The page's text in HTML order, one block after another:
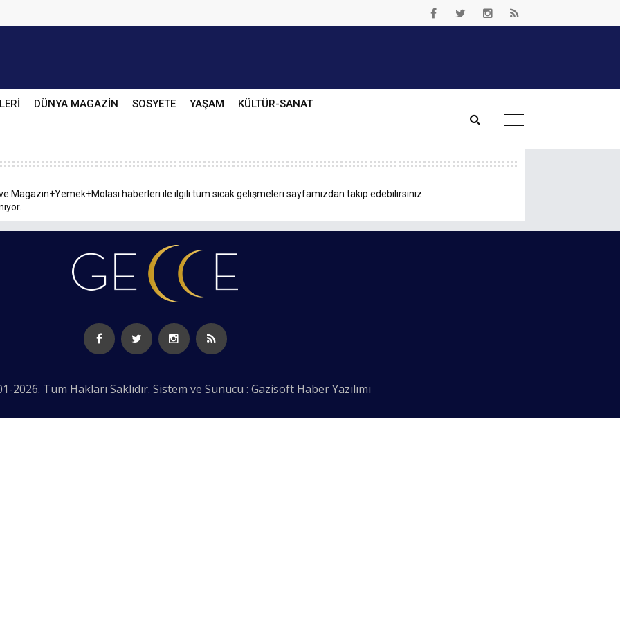
DÜNYA MAGAZİN SOSYETE YAŞAM KÜLTÜR-SANAT
Magazin+Yemek+Molası haberleri ile ilgili tüm sıcak gelişmeleri sayfamızdan takip edebilirsiniz.
2026. Tüm Hakları Saklıdır. Sistem ve Sunucu : Gazisoft Haber Yazılımı